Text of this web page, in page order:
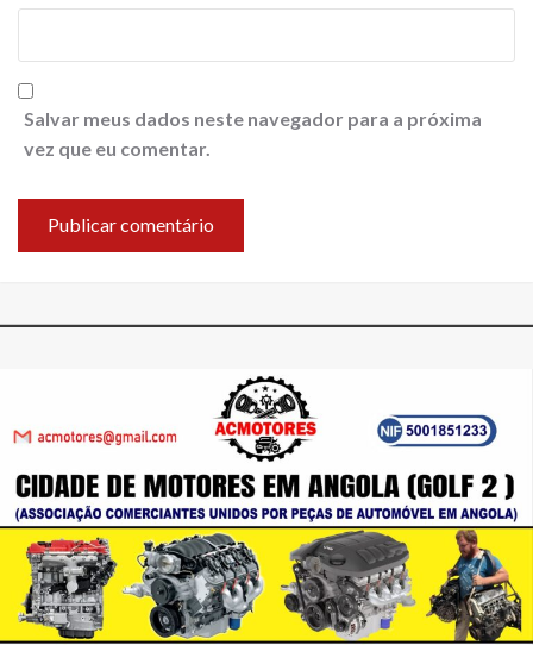
Salvar meus dados neste navegador para a próxima
vez que eu comentar.